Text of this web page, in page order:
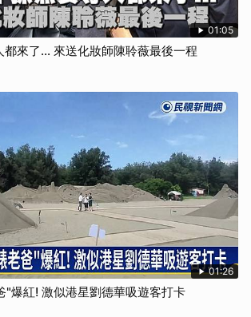
01:05
來了... 來送化妝師陳聆薇最後一程
01:26
"爆紅! 激似港星劉德華吸遊客打卡